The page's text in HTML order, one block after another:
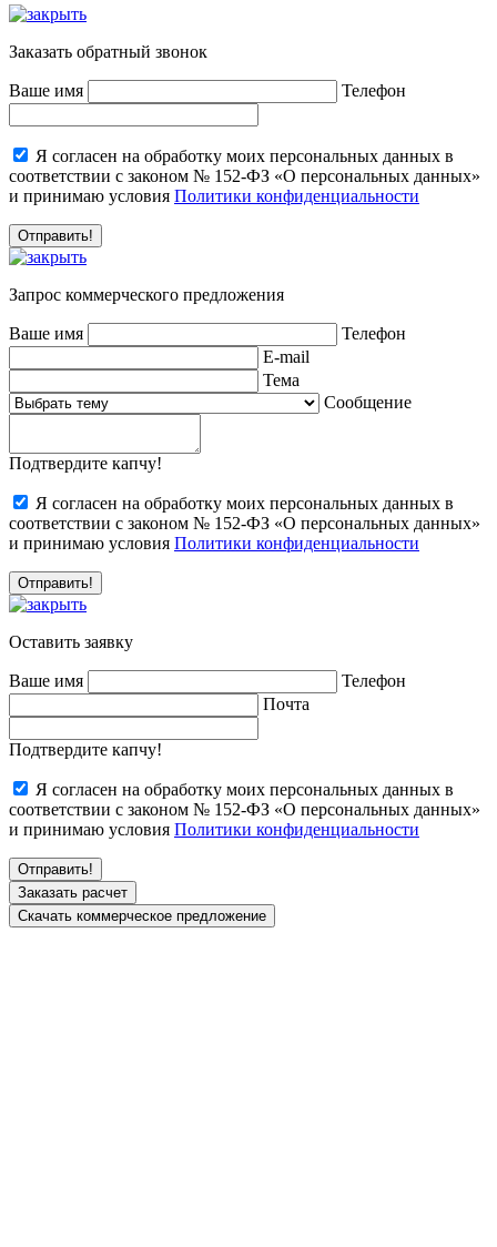
Заказать обратный звонок
Ваше имя Телефон
Я согласен на обработку моих персональных данных в
соответствии с законом № 152-ФЗ «О персональных данных»
и принимаю условия Политики конфиденциальности
Запрос коммерческого предложения
Ваше имя
Телефон
E-mail
Тема
Сообщение
Подтвердите капчу!
Я согласен на обработку моих персональных данных в
соответствии с законом № 152-ФЗ «О персональных данных»
и принимаю условия Политики конфиденциальности
Оставить заявку
Ваше имя
Телефон
Почта
Подтвердите капчу!
Я согласен на обработку моих персональных данных в
соответствии с законом № 152-ФЗ «О персональных данных»
и принимаю условия Политики конфиденциальности
Заказать расчет
Скачать коммерческое предложение